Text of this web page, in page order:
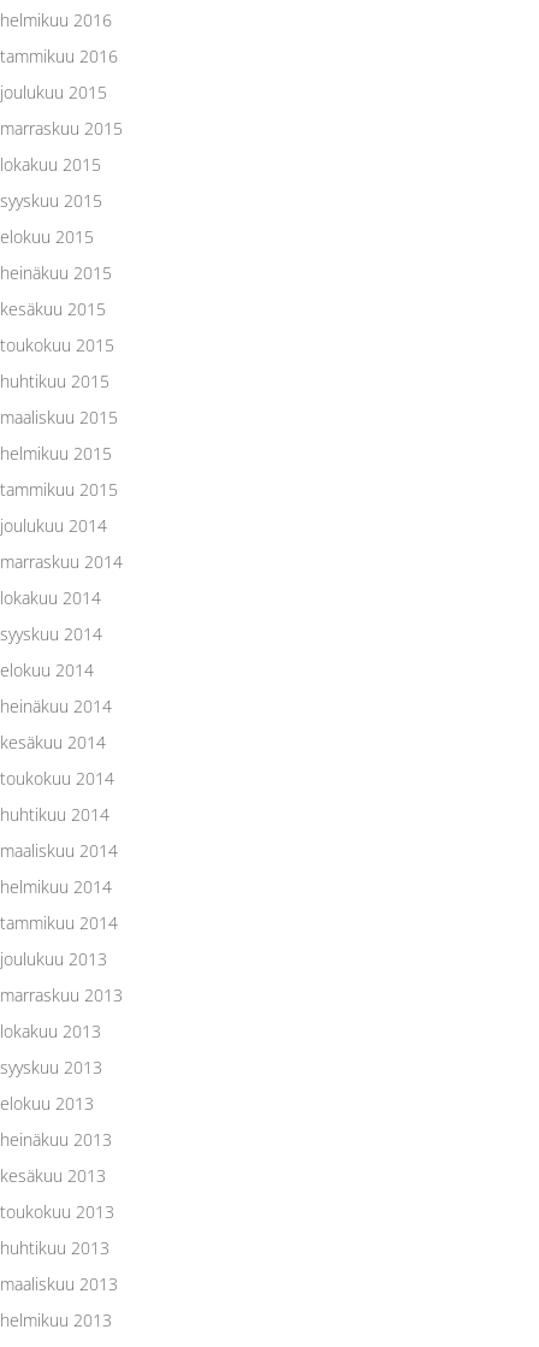
helmikuu 2016
tammikuu 2016
joulukuu 2015
marraskuu 2015
lokakuu 2015
syyskuu 2015
elokuu 2015
heinäkuu 2015
kesäkuu 2015
toukokuu 2015
huhtikuu 2015
maaliskuu 2015
helmikuu 2015
tammikuu 2015
joulukuu 2014
marraskuu 2014
lokakuu 2014
syyskuu 2014
elokuu 2014
heinäkuu 2014
kesäkuu 2014
toukokuu 2014
huhtikuu 2014
maaliskuu 2014
helmikuu 2014
tammikuu 2014
joulukuu 2013
marraskuu 2013
lokakuu 2013
syyskuu 2013
elokuu 2013
heinäkuu 2013
kesäkuu 2013
toukokuu 2013
huhtikuu 2013
maaliskuu 2013
helmikuu 2013